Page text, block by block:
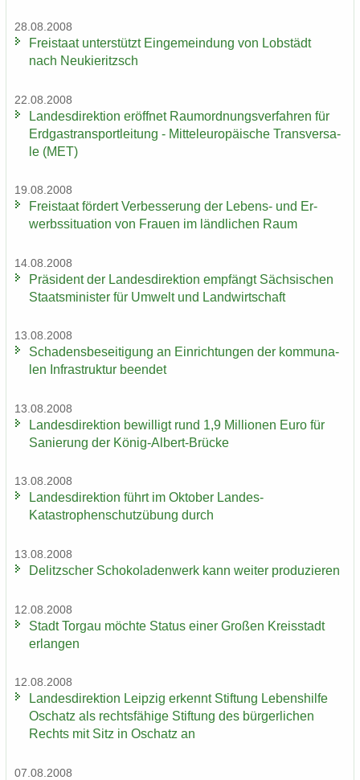
28.08.2008
Frei­staat un­ter­stützt Ein­ge­mein­dung von Lob­städt
nach Neu­kie­ritzsch
22.08.2008
Lan­des­di­rek­ti­on er­öff­net Raum­ord­nungs­ver­fah­ren für
Erd­gas­trans­port­lei­tung - Mit­tel­eu­ro­päi­sche Trans­ver­sa­
le (MET)
19.08.2008
Frei­staat för­dert Ver­bes­se­rung der Lebens-​ und Er­
werbs­si­tua­ti­on von Frau­en im länd­li­chen Raum
14.08.2008
Prä­si­dent der Lan­des­di­rek­ti­on emp­fängt Säch­si­schen
Staats­mi­nis­ter für Um­welt und Land­wirt­schaft
13.08.2008
Scha­dens­be­sei­ti­gung an Ein­rich­tun­gen der kom­mu­na­
len In­fra­struk­tur be­en­det
13.08.2008
Lan­des­di­rek­ti­on be­wil­ligt rund 1,9 Mil­lio­nen Euro für
Sa­nie­rung der König-​Albert-Brücke
13.08.2008
Lan­des­di­rek­ti­on führt im Ok­to­ber Landes-​
Katastrophenschutzübung durch
13.08.2008
De­litz­scher Scho­ko­la­den­werk kann wei­ter pro­du­zie­ren
12.08.2008
Stadt Tor­gau möch­te Sta­tus einer Gro­ßen Kreis­stadt
er­lan­gen
12.08.2008
Lan­des­di­rek­ti­on Leip­zig er­kennt Stif­tung Le­bens­hil­fe
Oschatz als rechts­fä­hi­ge Stif­tung des bür­ger­li­chen
Rechts mit Sitz in Oschatz an
07.08.2008